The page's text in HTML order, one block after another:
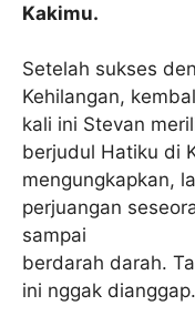
Kakimu.
Setelah sukses
Kehilangan,
kali ini Stevan
berjudul Hatiku di
mengungkapkan,
perjuangan
sampai
berdarah darah.
ini nggak dianggap.